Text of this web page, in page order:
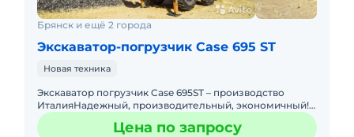
Брянск и ещё 2 города
Экскаватор-погрузчик Case 695 ST
Новая техника
Экскаватор погрузчик Case 695ST – производство
ИталияНадежный, производительный, экономичный!
По ряду технических характеристик превосходит JCB,
JohnDeere
Цена по запросу